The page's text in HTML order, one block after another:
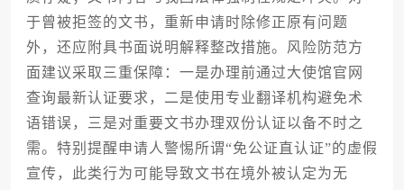
于曾被拒签的文书，重新申请时除修正原有问题
外，还应附具书面说明解释整改措施。风险防范方
面建议采取三重保障：一是办理前通过大使馆官网
查询最新认证要求，二是使用专业翻译机构避免术
语错误，三是对重要文书办理双份认证以备不时之
需。特别提醒申请人警惕所谓“免公证直认证”的虚假
宣传，此类行为可能导致文书在境外被认定为无